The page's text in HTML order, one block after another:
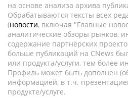
на основе анализа архива
Обрабатываются тексты всех
(новости, включая "Главные
аналитические обзоры рынков,
содержание партнёрских
больше публикаций на CNews
или продукта/услуги, тем более
Профиль может быть дополнен
информацией, в т.ч.
продукте/услуге.